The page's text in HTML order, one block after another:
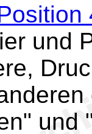
und
und